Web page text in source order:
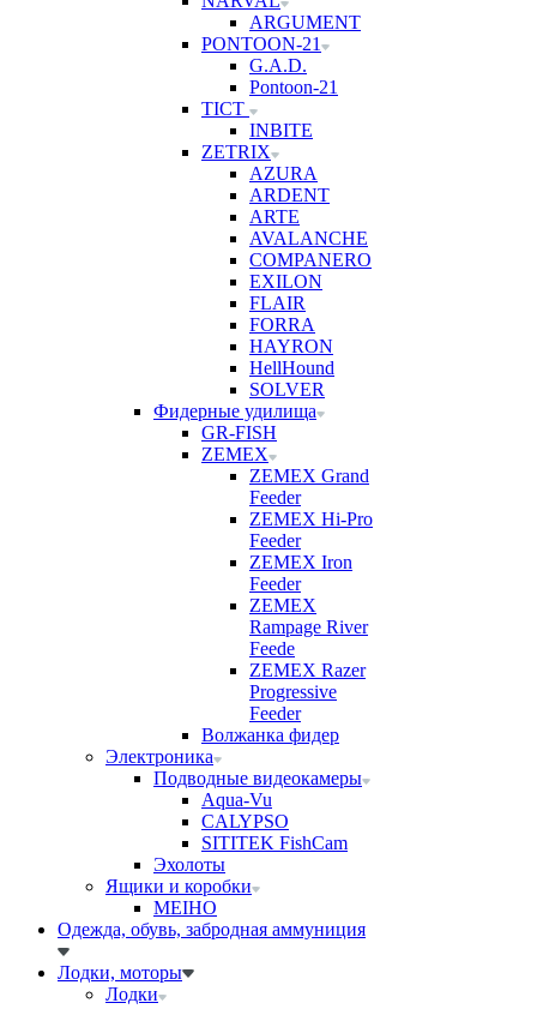
ARGUMENT
PONTOON-21
G.A.D.
Pontoon-21
TICT
INBITE
ZETRIX
AZURA
ARDENT
ARTE
AVALANCHE
COMPANERO
EXILON
FLAIR
FORRA
HAYRON
HellHound
SOLVER
Фидерные удилища
GR-FISH
ZEMEX
ZEMEX Grand
Feeder
ZEMEX Hi-Pro
Feeder
ZEMEX Iron
Feeder
ZEMEX
Rampage River
Feede
ZEMEX Razer
Progressive
Feeder
Волжанка фидер
Электроника
Подводные видеокамеры
Aqua-Vu
CALYPSO
SITITEK FishCam
Эхолоты
Ящики и коробки
MEIHO
Одежда, обувь, забродная аммуниция
Лодки, моторы
Лодки